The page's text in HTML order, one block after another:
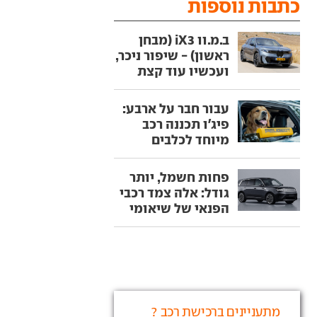
כתבות נוספות
ב.מ.וו iX3 (מבחן
ראשון) - שיפור ניכר,
ועכשיו עוד קצת
עבור חבר על ארבע:
פיג'ו תכננה רכב
מיוחד לכלבים
פחות חשמל, יותר
גודל: אלה צמד רכבי
הפנאי של שיאומי
מתעניינים ברכישת רכב ?